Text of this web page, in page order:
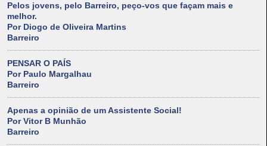
Pelos jovens, pelo Barreiro, peço-vos que façam mais e
melhor.
Por Diogo de Oliveira Martins
Barreiro
PENSAR O PAÍS
Por Paulo Margalhau
Barreiro
Apenas a opinião de um Assistente Social!
Por Vitor B Munhão
Barreiro